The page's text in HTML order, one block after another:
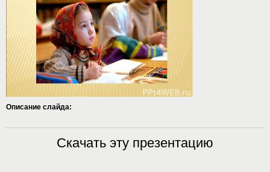
Описание слайда:
Скачать эту презентацию